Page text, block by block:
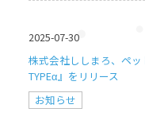
2025-07-30
株式会社ししまろ、ペ
TYPEα』をリリース
お知らせ